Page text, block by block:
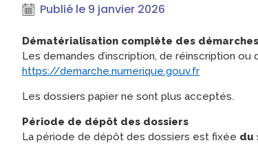
Publié le 9 janvier 2026
Dématérialisation complète des démarches
Les demandes d’inscription, de réinscription
https://demarche.numerique.gouv.fr
Les dossiers papier ne sont plus acceptés.
Période de dépôt des dossiers
La période de dépôt des dossiers est fixée du